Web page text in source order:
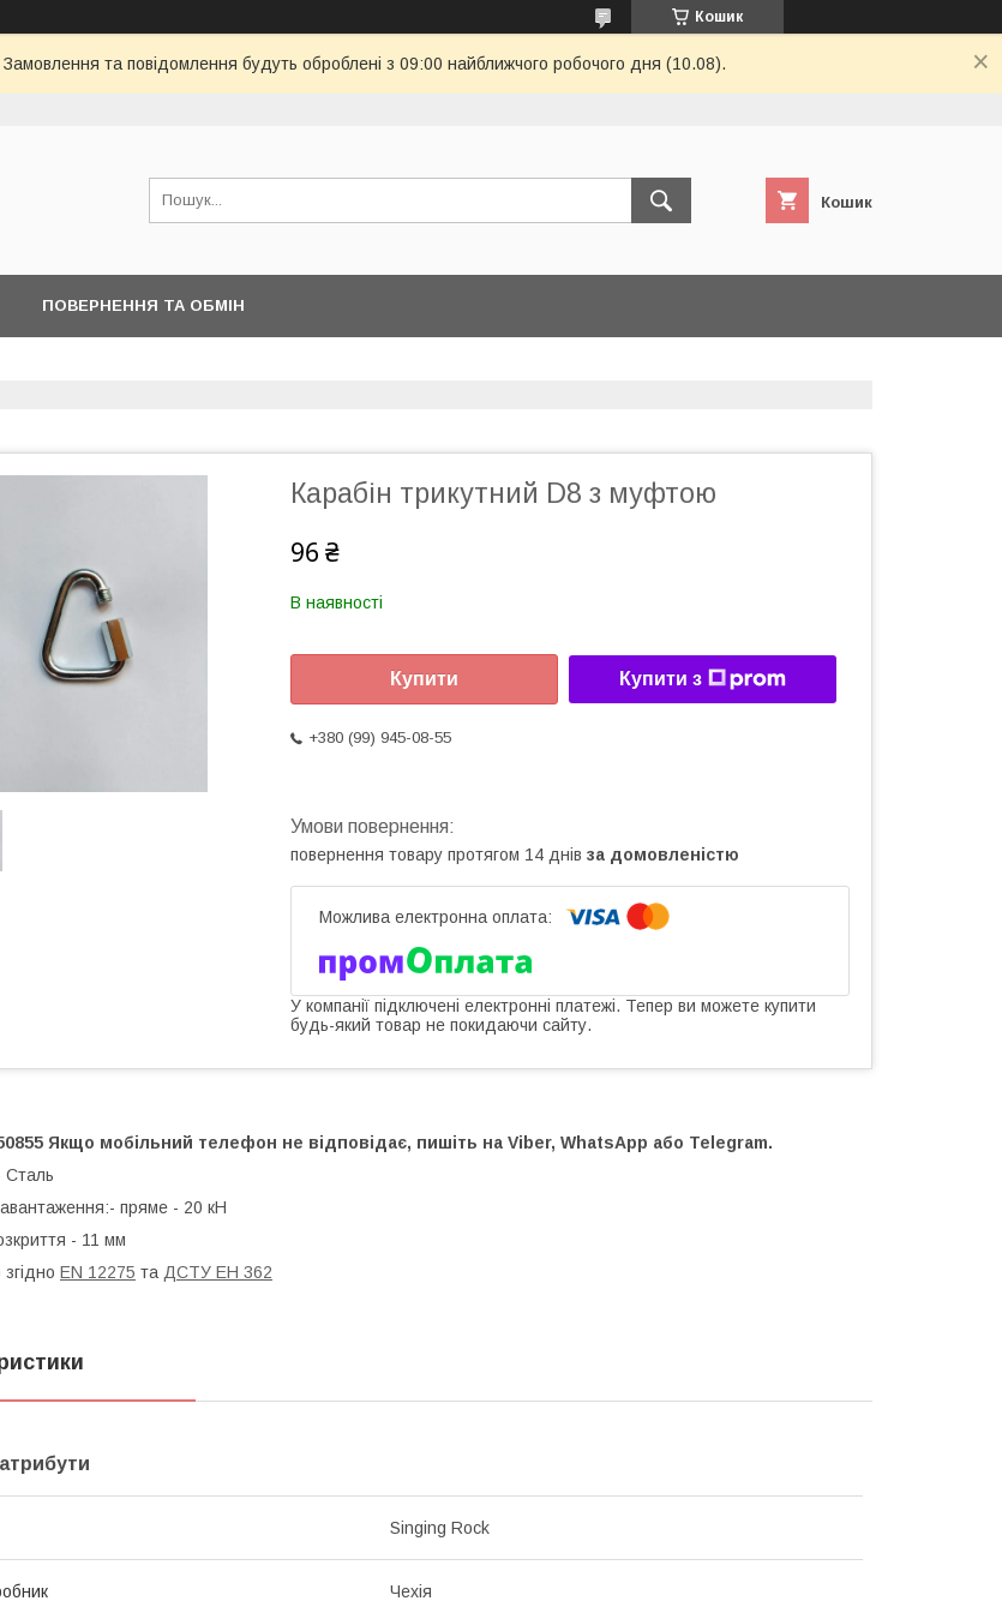
Кошик
Замовлення та повідомлення будуть оброблені з 09:00 найближчого робочого дня (10.08).
Кошик
ПОВЕРНЕННЯ ТА ОБМІН
Карабін трикутний D8 з муфтою
96 ₴
В наявності
Купити Купити з
+380 (99) 945-08-55
повернення товару протягом 14 днів за домовленістю
У компанії підключені електронні платежі. Тепер ви можете купити
будь-який товар не покидаючи сайту.
Якщо мобільний телефон не відповідає, пишіть на Viber, WhatsApp або Telegram.
Сталь
пряме - 20 кН
- 11 мм
EN 12275 та ДСТУ ЕН 362
Singing Rock
Чехія